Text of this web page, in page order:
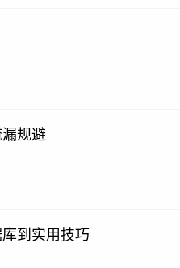
规避
到实用技巧